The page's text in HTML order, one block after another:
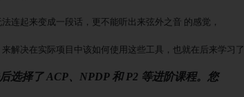
连起来变成一段话，更不能听出来弦外之音 的感觉，
解决在实际项目中该如何使用这些工具，也就在后来学习了
选择了 ACP、NPDP 和 P2 等进阶课程。您